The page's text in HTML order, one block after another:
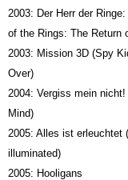
2003: Der Herr der
of the Rings: The Return
2003: Mission 3D (Spy
Over)
2004: Vergiss mein
Mind)
2005: Alles ist erleuchtet
illuminated)
2005: Hooligans